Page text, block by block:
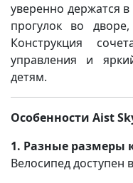
уверенно держатся
прогулок во
Конструкция
управления и
детям.
Особенности Aist
1. Разные размеры
Велосипед доступен